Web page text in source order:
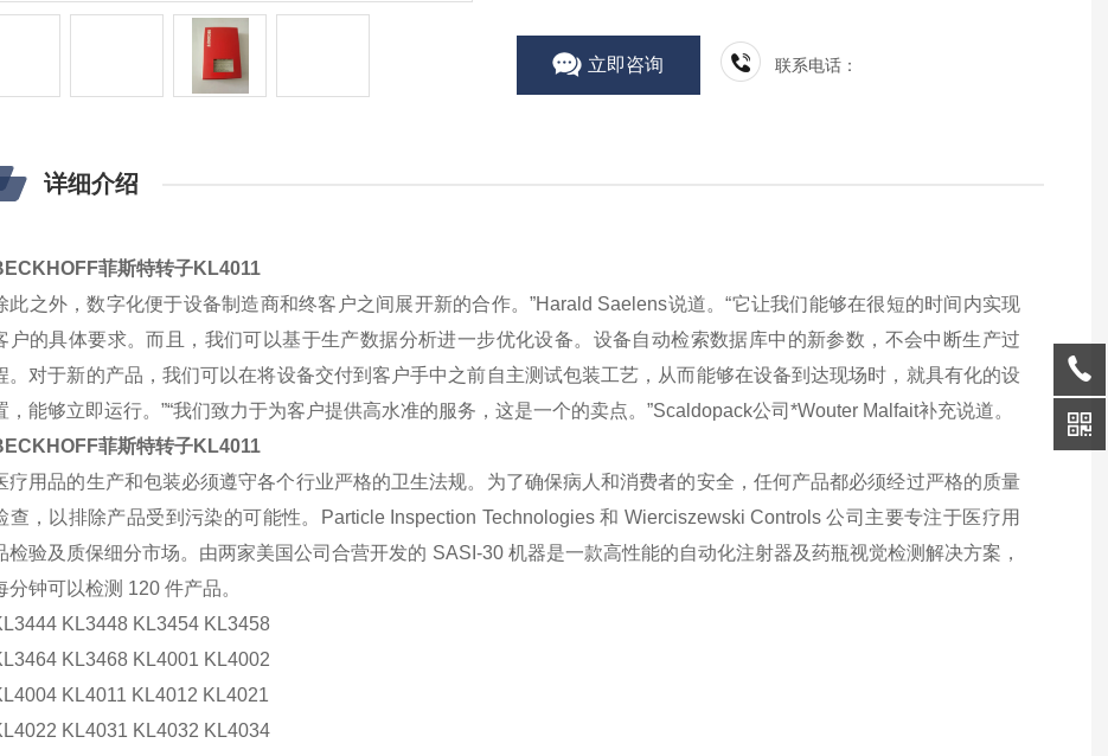
立即咨询 联系电话：
详细介绍
菲斯特转子KL4011
此之外，数字化便于设备制造商和终客户之间展开新的合作。”Harald Saelens说道。“它让我们能够在很短的时间内实现
户的具体要求。而且，我们可以基于生产数据分析进一步优化设备。设备自动检索数据库中的新参数，不会中断生产过
。对于新的产品， 我们可以在将设备交付到客户手中之前自主测试包装工艺，从而能够在设备到达现场时，就具有化的设
，能够立即运行。”“我们致力于为客户提供高水准的服务，这是一个的卖点。”Scaldopack公司*Wouter Malfait补充说道。
菲斯特转子KL4011
疗用品的生产和包装必须遵守各个行业严格的卫生法规。为了确保病人和消费者的安全，任何产品都必须经过严格的质量
查，以排除产品受到污染的可能性。Particle Inspection Technologies 和 Wierciszewski Controls 公司主要专注于医疗用
检验及质保细分市场。由两家美国公司合营开发的 SASI-30 机器是一款高性能的自动化注射器及药瓶视觉检测解决方案，
分钟可以检测 120 件产品。
KL3448 KL3454 KL3458
KL3468 KL4001 KL4002
KL4011 KL4012 KL4021
KL4031 KL4032 KL4034